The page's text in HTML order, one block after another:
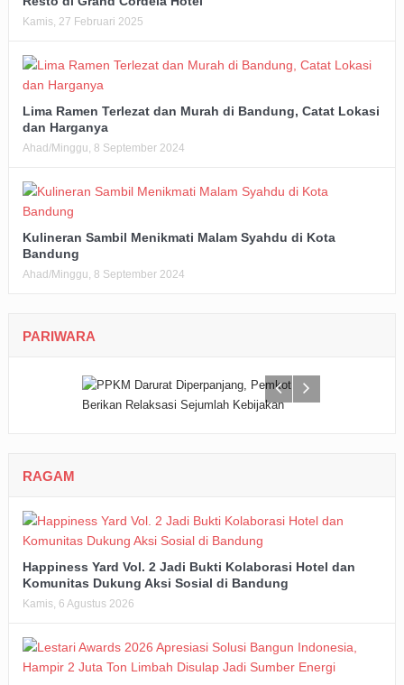
Kamis, 27 Februari 2025
Lima Ramen Terlezat dan Murah di Bandung, Catat Lokasi
dan Harganya
Ahad/Minggu, 8 September 2024
Kulineran Sambil Menikmati Malam Syahdu di Kota
Bandung
Ahad/Minggu, 8 September 2024
PARIWARA
RAGAM
Happiness Yard Vol. 2 Jadi Bukti Kolaborasi Hotel dan
Komunitas Dukung Aksi Sosial di Bandung
Kamis, 6 Agustus 2026